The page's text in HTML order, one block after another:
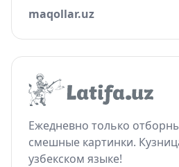
maqollar.uz
Ежедневно только
смешные картинки.
узбекском языке!